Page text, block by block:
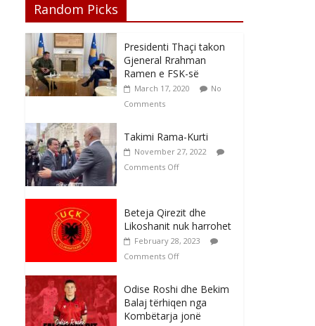
Random Picks
Presidenti Thaçi takon
Gjeneral Rrahman
Ramen e FSK-së
March 17, 2020
No
Comments
Takimi Rama-Kurti
November 27, 2022
Comments Off
Beteja Qirezit dhe
Likoshanit nuk harrohet
February 28, 2023
Comments Off
Odise Roshi dhe Bekim
Balaj tërhiqen nga
Kombëtarja jonë